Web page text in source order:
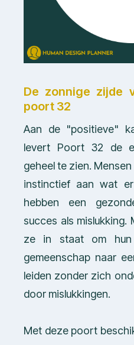
De zonnige zijde
poort 32
Aan de "positieve"
levert Poort 32 de
geheel te zien.
instinctief aan wat
hebben een
succes als
ze in staat om hun
gemeenschap naar
leiden zonder zich
door mislukkingen.
Met deze poort